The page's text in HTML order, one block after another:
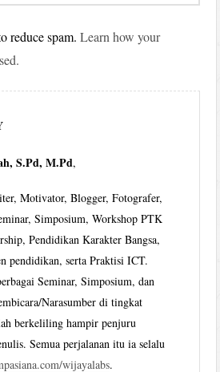
reduce spam.Learn how your
S.Pd, M.Pd,
Motivator, Blogger, Fotografer,
Simposium, Workshop PTK
Pendidikan Karakter Bangsa,
pendidikan, serta Praktisi ICT.
Seminar, Simposium, dan
Narasumber di tingkat
berkeliling hampir penjuru
Semua perjalanan itu ia selalu
wijayalabs.